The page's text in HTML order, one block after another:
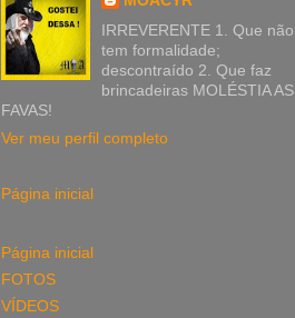
IRREVERENTE 1. Que não
tem formalidade;
descontraído 2. Que faz
brincadeiras MOLÉSTIA AS
FAVAS!
Ver meu perfil completo
Página inicial
Página inicial
FOTOS
VÍDEOS